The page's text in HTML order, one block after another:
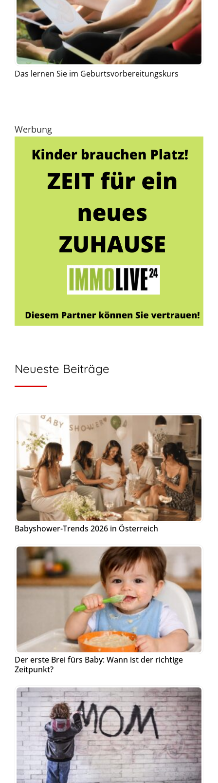
Das lernen Sie im Geburtsvorbereitungskurs
Werbung
Neueste Beiträge
Babyshower-Trends 2026 in Österreich
Der erste Brei fürs Baby: Wann ist der richtige
Zeitpunkt?